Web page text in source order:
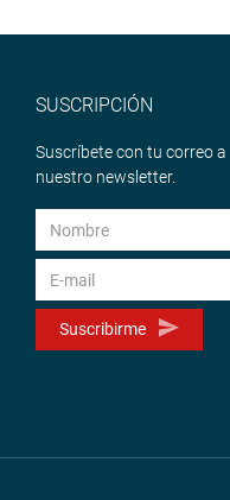
SUSCRIPCIÓN
Suscríbete con tu correo a
nuestro newsletter.
Suscribirme